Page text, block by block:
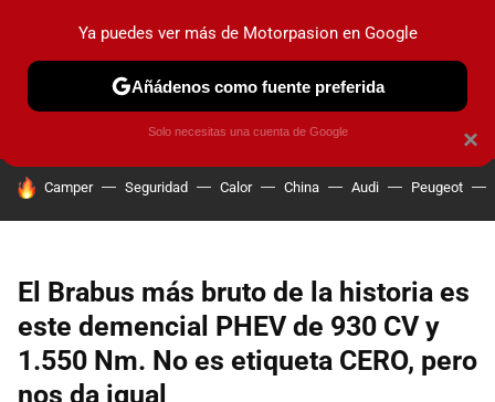
PRUEBAS COCHES ELÉCTRICOS OBSERVATORIO
HOY SE HABLA DE
Camper Seguridad Calor China Audi Peugeot
El Brabus más bruto de la historia es
este demencial PHEV de 930 CV y
1.550 Nm. No es etiqueta CERO, pero
nos da igual
×
Ya puedes ver más de Motorpasion en Google
Añádenos como fuente preferida
Solo necesitas una cuenta de Google